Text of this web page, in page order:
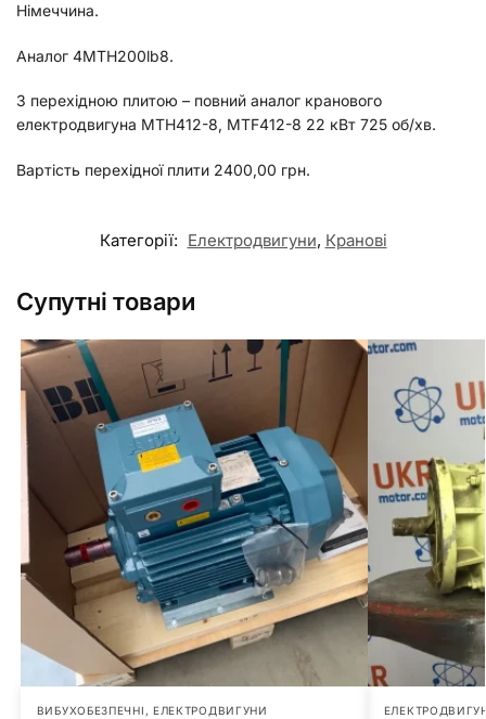
Німеччина.
Аналог 4МТH200lb8.
З перехідною плитою – повний аналог кранового
електродвигуна МТН412-8, МТF412-8 22 кВт 725 об/хв.
Вартість перехідної плити 2400,00 грн.
Категорії: Електродвигуни, Кранові
Супутні товари
ВИБУХОБЕЗПЕЧНІ , ЕЛЕКТРОДВИГУНИ